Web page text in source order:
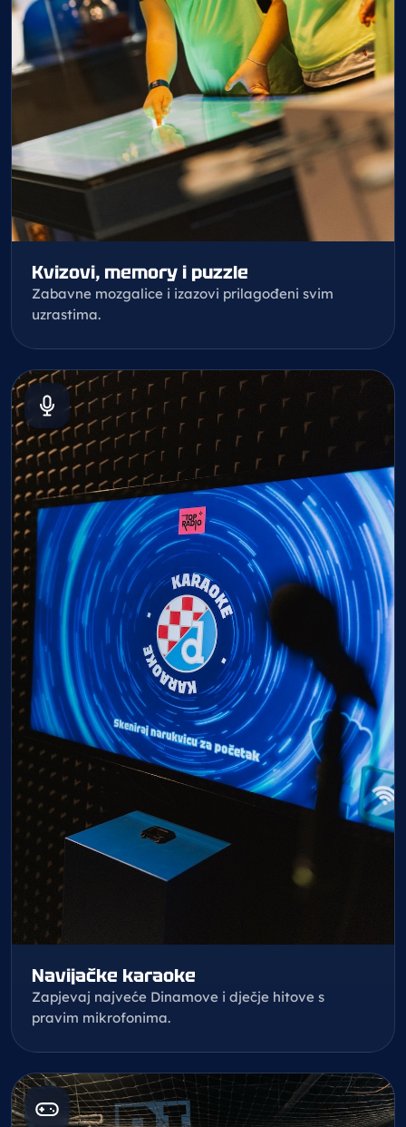
Kvizovi, memory i puzzle
Zabavne mozgalice i izazovi prilagođeni svim
uzrastima.
Navijačke karaoke
Zapjevaj najveće Dinamove i dječje hitove s
pravim mikrofonima.